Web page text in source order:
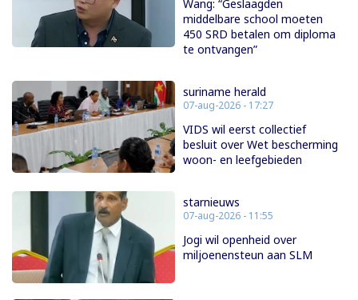
Wang: “Geslaagden
middelbare school moeten
450 SRD betalen om diploma
te ontvangen”
suriname herald
07-aug-2026 - 17:27
VIDS wil eerst collectief
besluit over Wet bescherming
woon- en leefgebieden
starnieuws
07-aug-2026 - 11:55
Jogi wil openheid over
miljoenensteun aan SLM